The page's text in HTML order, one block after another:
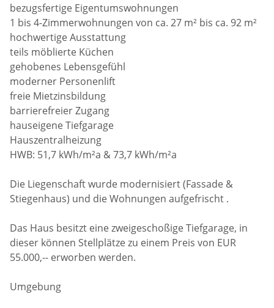
bezugsfertige Eigentumswohnungen
1 bis 4-Zimmerwohnungen von ca. 27 m² bis ca. 92 m²
hochwertige Ausstattung
teils möblierte Küchen
gehobenes Lebensgefühl
moderner Personenlift
freie Mietzinsbildung
barrierefreier Zugang
hauseigene Tiefgarage
Hauszentralheizung
HWB: 51,7 kWh/m²a & 73,7 kWh/m²a
Die Liegenschaft wurde modernisiert (Fassade &
Stiegenhaus) und die Wohnungen aufgefrischt .
Das Haus besitzt eine zweigeschoßige Tiefgarage, in
dieser können Stellplätze zu einem Preis von EUR
55.000,-- erworben werden.
Umgebung